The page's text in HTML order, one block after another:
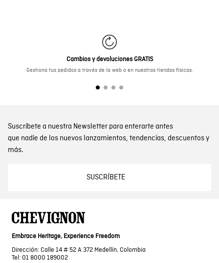
Cambios y devoluciones GRATIS
Gestiona tus pedidos a través de la web o en nuestras tiendas físicas.
Suscríbete a nuestra Newsletter para enterarte antes
que nadie de los nuevos lanzamientos, tendencias, descuentos y
más.
SUSCRÍBETE
Embrace Heritage, Experience Freedom
Dirección: Calle 14 # 52 A 372 Medellín, Colombia
Tel: 01 8000 189002